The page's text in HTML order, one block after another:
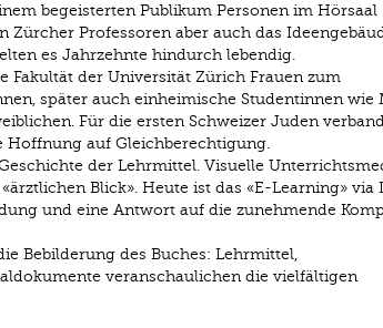
begeisterten Publikum Personen im Hörsaal
Professoren aber auch das
es Jahrzehnte hindurch lebendig.
Fakultät der Universität Zürich Frauen zum
später auch einheimische Studentinnen wie
Für die ersten Schweizer Juden
auf Gleichberechtigung.
der Lehrmittel. Visuelle
Blick». Heute ist das «E-Learning» via
und eine Antwort auf die zunehmende
Bebilderung des Buches: Lehrmittel,
veranschaulichen die vielfältigen